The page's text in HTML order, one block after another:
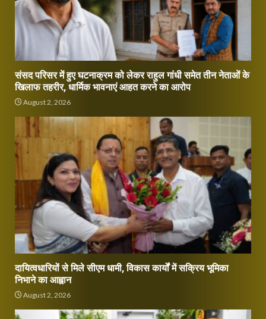
संसद परिसर में हुए घटनाक्रम को लेकर राहुल गांधी समेत तीन नेताओं के
खिलाफ तहरीर, धार्मिक भावनाएं आहत करने का आरोप
August 2, 2026
दायित्वधारियों से मिले सीएम धामी, विकास कार्यों में सक्रिय भूमिका
निभाने का आह्वान
August 2, 2026